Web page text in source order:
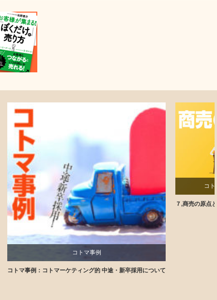
コトマ事例
講師ブログ
コトマ事例：コトマーケティング的 中途・新卒採用について
コ
７,商売の原点